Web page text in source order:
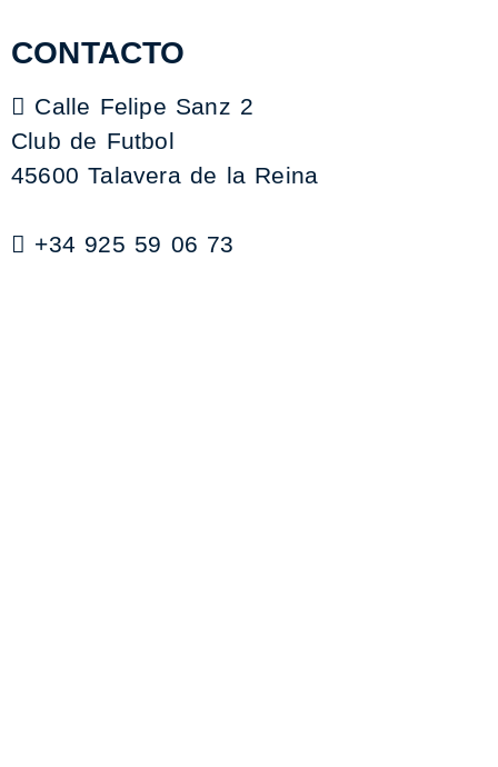
CONTACTO
Calle Felipe Sanz 2
Club de Futbol
45600 Talavera de la Reina
+34 925 59 06 73